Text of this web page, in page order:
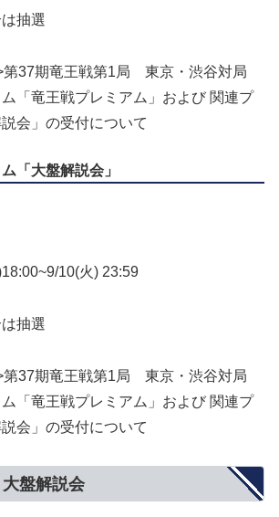
抽選
第37期竜王戦第1局 東京・渋谷対局
「竜王戦プレミアム」および 関連プ
会」の受付について
「大盤解説会」
10(火) 23:59
抽選
第37期竜王戦第1局 東京・渋谷対局
「竜王戦プレミアム」および 関連プ
会」の受付について
盤解説会